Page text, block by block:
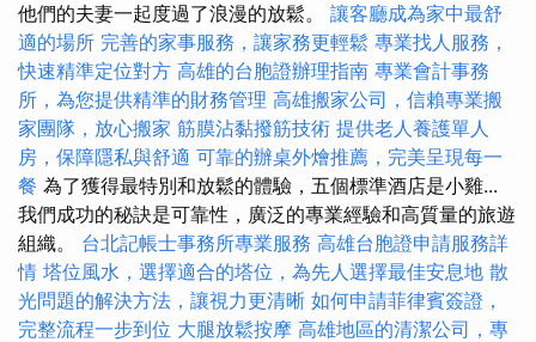
他們的夫妻一起度過了浪漫的放鬆。 讓客廳成為家中最舒
適的場所 完善的家事服務，讓家務更輕鬆 專業找人服務，
快速精準定位對方 高雄的台胞證辦理指南 專業會計事務
所，為您提供精準的財務管理 高雄搬家公司，信賴專業搬
家團隊，放心搬家 筋膜沾黏撥筋技術 提供老人養護單人
房，保障隱私與舒適 可靠的辦桌外燴推薦，完美呈現每一
餐 為了獲得最特別和放鬆的體驗，五個標準酒店是小雞...
我們成功的秘訣是可靠性，廣泛的專業經驗和高質量的旅遊
組織。 台北記帳士事務所專業服務 高雄台胞證申請服務詳
情 塔位風水，選擇適合的塔位，為先人選擇最佳安息地 散
光問題的解決方法，讓視力更清晰 如何申請菲律賓簽證，
完整流程一步到位 大腿放鬆按摩 高雄地區的清潔公司，專